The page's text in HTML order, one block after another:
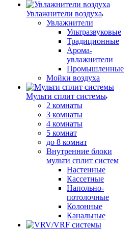
Увлажнители воздуха
Увлажнители
Ультразвуковые
Традиционные
Арома-
увлажнители
Промышленные
Мойки воздуха
Мульти сплит системы
2 комнаты
3 комнаты
4 комнаты
5 комнат
до 8 комнат
Внутренние блоки
мульти сплит систем
Настенные
Кассетные
Напольно-
потолочные
Колонные
Канальные